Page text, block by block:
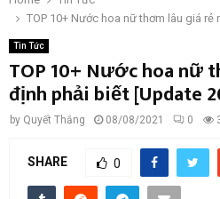
TOP 10+ Nước hoa nữ thơm lâu giá rẻ
Tin Tức
TOP 10+ Nước hoa nữ
định phải biết [Update
by Quyết Thắng 08/08/2021 0
SHARE 0